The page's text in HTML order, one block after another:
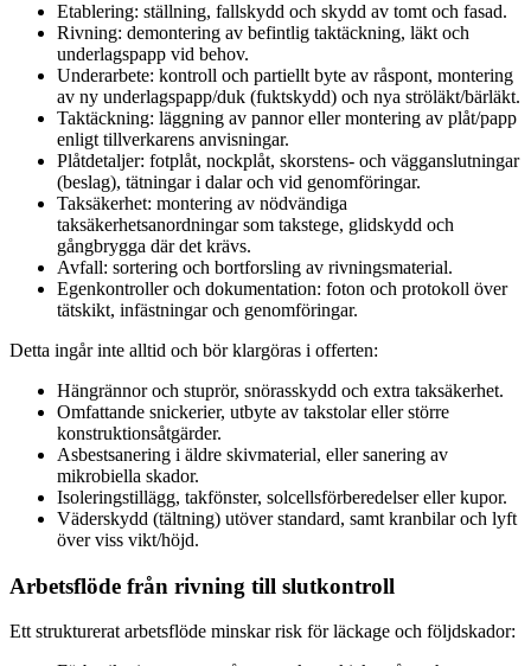
Etablering: ställning, fallskydd och skydd av tomt och fasad.
Rivning: demontering av befintlig taktäckning, läkt och
underlagspapp vid behov.
Underarbete: kontroll och partiellt byte av råspont, montering
av ny underlagspapp/duk (fuktskydd) och nya ströläkt/bärläkt.
Taktäckning: läggning av pannor eller montering av plåt/papp
enligt tillverkarens anvisningar.
Plåtdetaljer: fotplåt, nockplåt, skorstens- och vägganslutningar
(beslag), tätningar i dalar och vid genomföringar.
Taksäkerhet: montering av nödvändiga
taksäkerhetsanordningar som takstege, glidskydd och
gångbrygga där det krävs.
Avfall: sortering och bortforsling av rivningsmaterial.
Egenkontroller och dokumentation: foton och protokoll över
tätskikt, infästningar och genomföringar.
Detta ingår inte alltid och bör klargöras i offerten:
Hängrännor och stuprör, snörasskydd och extra taksäkerhet.
Omfattande snickerier, utbyte av takstolar eller större
konstruktionsåtgärder.
Asbestsanering i äldre skivmaterial, eller sanering av
mikrobiella skador.
Isoleringstillägg, takfönster, solcellsförberedelser eller kupor.
Väderskydd (tältning) utöver standard, samt kranbilar och lyft
över viss vikt/höjd.
Arbetsflöde från rivning till slutkontroll
Ett strukturerat arbetsflöde minskar risk för läckage och följdskador: